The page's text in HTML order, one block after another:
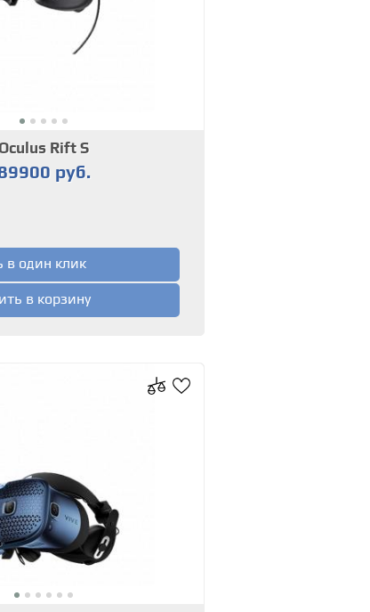
Oculus Rift S
руб.
в один клик
в корзину